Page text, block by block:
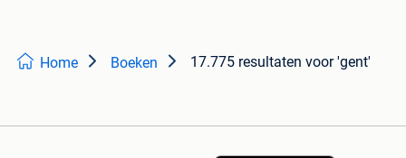
Home Boeken 17.775 resultaten voor 'gent'